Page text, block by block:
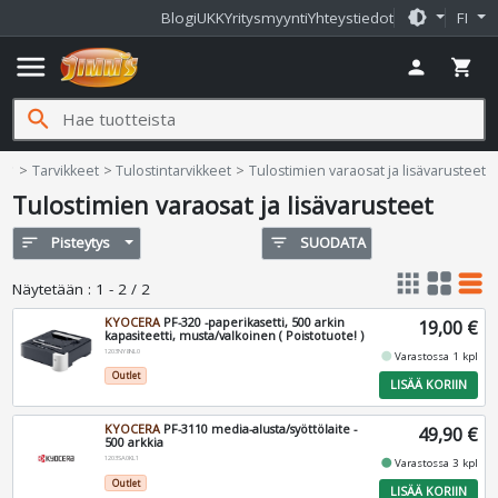
BlogiUKKYritysmyyntiYhteystiedot brightness_medium FI
menu person shopping_cart
search
Jimms.fi
Tarvikkeet Tulostintarvikkeet Tulostimien varaosat ja lisävarusteet
Tulostimien varaosat ja lisävarusteet
sort Pisteytys filter_list SUODATA
Näytetään : 1 - 2 / 2 apps grid_view table_rows
KYOCERA PF-320 -paperikasetti, 500 arkin
kapasiteetti, musta/valkoinen ( Poistotuote! )
1203NY8NL0
Outlet
19,00 €
fiber_manual_record Varastossa 1 kpl
LISÄÄ KORIIN
KYOCERAPF-3110 media-alusta/syöttölaite -
500 arkkia
1203SA0KL1
Outlet
49,90 €
fiber_manual_recordVarastossa 3 kpl
LISÄÄ KORIIN